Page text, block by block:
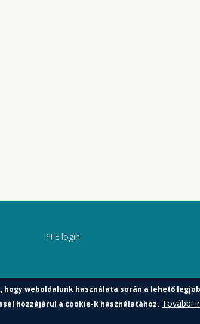
PTE login
weboldalunk használata során a lehető
hozzájárul a cookie-k használatához. További